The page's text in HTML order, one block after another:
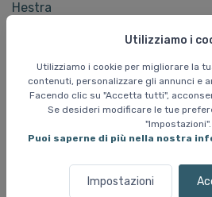
Utilizziamo i
Utilizziamo i cookie per migliorare la
contenuti, personalizzare gli annunci e
Facendo clic su "Accetta tutti",
Se desideri modificare le tue
"Impostazioni".
Puoi saperne di più nella nostra
Impostazioni
Hestra
Hulabalu
Hummel
Jack Wolfskin
Jimmy Petterson (Skiing
K2